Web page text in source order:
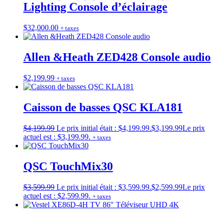
Lighting Console d’éclairage
$32,000.00 + taxes
Allen &Heath ZED428 Console audio
$2,199.99 + taxes
Caisson de basses QSC KLA181
$4,199.99 Le prix initial était : $4,199.99.$3,199.99Le prix
actuel est : $3,199.99. + taxes
QSC TouchMix30
$3,599.99 Le prix initial était : $3,599.99.$2,599.99Le prix
actuel est : $2,599.99. + taxes